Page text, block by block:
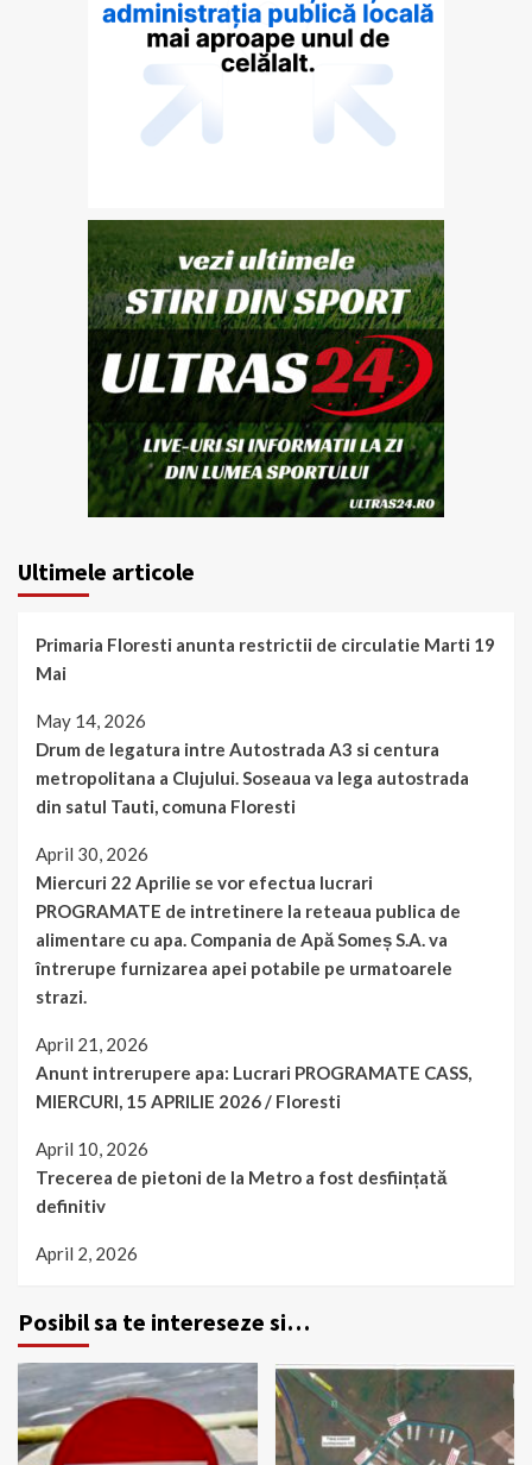
Ultimele articole
Primaria Floresti anunta restrictii de circulatie Marti 19
Mai
May 14, 2026
Drum de legatura intre Autostrada A3 si centura
metropolitana a Clujului. Soseaua va lega autostrada
din satul Tauti, comuna Floresti
April 30, 2026
Miercuri 22 Aprilie se vor efectua lucrari
PROGRAMATE de intretinere la reteaua publica de
alimentare cu apa. Compania de Apă Someș S.A. va
întrerupe furnizarea apei potabile pe urmatoarele
strazi.
April 21, 2026
Anunt intrerupere apa: Lucrari PROGRAMATE CASS,
MIERCURI, 15 APRILIE 2026 / Floresti
April 10, 2026
Trecerea de pietoni de la Metro a fost desființată
definitiv
April 2, 2026
Posibil sa te intereseze si…